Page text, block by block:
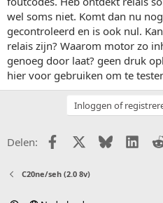
wel soms niet. Komt dan nu
gecontroleerd en is ook nul.
relais zijn? Waarom motor zo
genoeg door laat? geen druk
hier voor gebruiken om te
Inloggen of
Delen: FacebookX (Twitter)
Bluesky
C20ne/seh (2.0 8v)